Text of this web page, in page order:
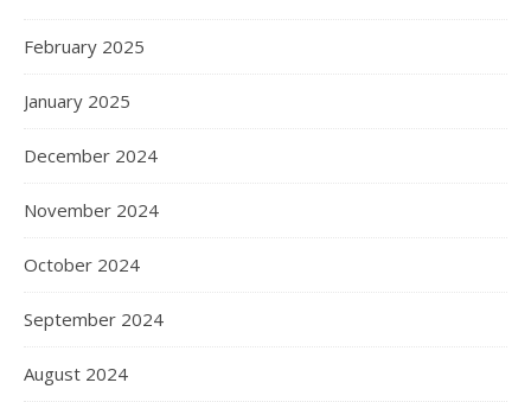
February 2025
January 2025
December 2024
November 2024
October 2024
September 2024
August 2024